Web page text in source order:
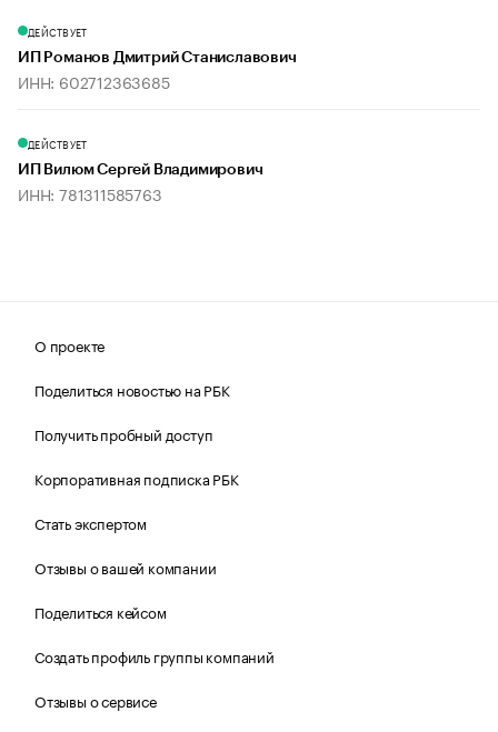
ДЕЙСТВУЕТ
ИП Романов Дмитрий Станиславович
ИНН: 602712363685
ДЕЙСТВУЕТ
ИП Вилюм Сергей Владимирович
ИНН: 781311585763
О проекте
Поделиться новостью на РБК
Получить пробный доступ
Корпоративная подписка РБК
Стать экспертом
Отзывы о вашей компании
Поделиться кейсом
Создать профиль группы компаний
Отзывы о сервисе